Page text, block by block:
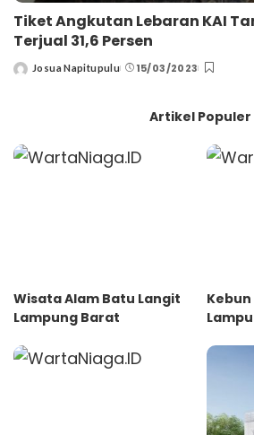
Tiket Angkutan Lebaran KAI
Terjual 31,6 Persen
Posted
Josua Napitupulu 15/03/2023
Artikel Populer
Wisata Alam Batu Langit
Lampung Barat